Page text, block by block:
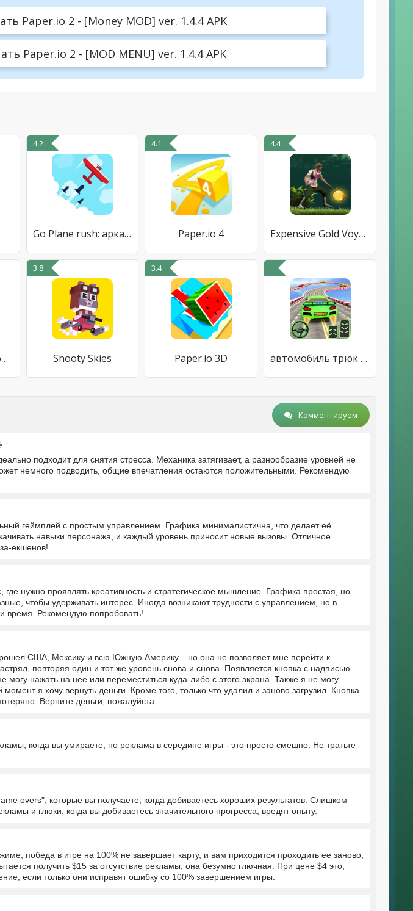
Paper.io 2 - [Money MOD] ver. 1.4.4 APK
Paper.io 2 - [MOD MENU] ver. 1.4.4 APK
4.2
Go Plane rush: аркада
4.1
Paper.io 4
4.4
Expensive Gold Voyage
Count Masters Crowd Runner 3D
3.8
Shooty Skies
3.4
Paper.io 3D автомобиль трюк скат раса - автомобиль игры свобод
Комментируем
подходит для снятия стресса. Механика затягивает, а разнообразие уровней не
немного подводить, общие впечатления остаются положительными. Рекомендую
геймплей с простым управлением. Графика минималистична, что делает её
навыки персонажа, и каждый уровень приносит новые вызовы. Отличное
екшенов!
нужно проявлять креативность и стратегическое мышление. Графика простая, но
чтобы удерживать интерес. Иногда возникают трудности с управлением, но в
время. Рекомендую попробовать!
США, Мексику и всю Южную Америку... но она не позволяет мне перейти к
повторяя один и тот же уровень снова и снова. Появляется кнопка с надписью
могу нажать на нее или переместиться куда-либо с этого экрана. Также я не могу
я хочу вернуть деньги. Кроме того, только что удалил и заново загрузил. Кнопка
Верните деньги, пожалуйста.
когда вы умираете, но реклама в середине игры - это просто смешно. Не тратьте
overs", которые вы получаете, когда добиваетесь хороших результатов. Слишком
и глюки, когда вы добиваетесь значительного прогресса, вредят опыту.
победа в игре на 100% не завершает карту, и вам приходится проходить ее заново,
получить $15 за отсутствие рекламы, она безумно глючная. При цене $4 это,
если только они исправят ошибку со 100% завершением игры.